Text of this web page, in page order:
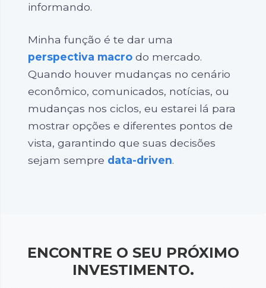
informando.
Minha função é te dar uma
perspectiva macro do mercado.
Quando houver mudanças no cenário
econômico, comunicados, notícias, ou
mudanças nos ciclos, eu estarei lá para
mostrar opções e diferentes pontos de
vista, garantindo que suas decisões
sejam sempre data-driven.
ENCONTRE O SEU PRÓXIMO
INVESTIMENTO.